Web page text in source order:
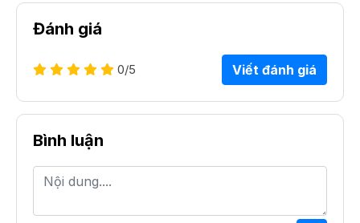
Đánh giá
0/5 Viết đánh giá
Bình luận